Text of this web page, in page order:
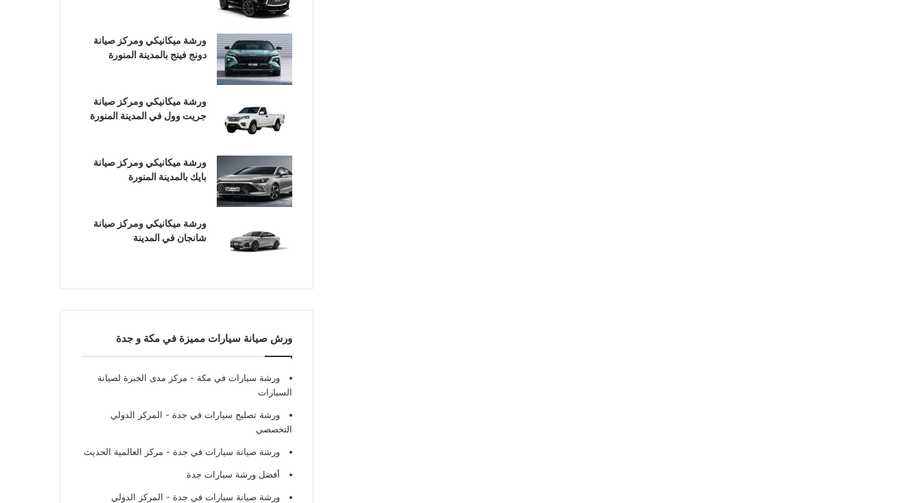
ورشة ميكانيكي ومركز صيانة
دونج فينج بالمدينة المنورة
ورشة ميكانيكي ومركز صيانة
جريت وول في المدينة المنورة
ورشة ميكانيكي ومركز صيانة
بايك بالمدينة المنورة
ورشة ميكانيكي ومركز صيانة
شانجان في المدينة
ورش صيانة سيارات مميزة في مكة و جدة
ورشة سيارات في مكة - مركز مدى الخبرة لصيانة
السيارات
ورشة تصليح سيارات في جدة - المركز الدولي
التخصصي
ورشة صيانة سيارات في جدة - مركز العالمية الحديث
أفضل ورشة سيارات جدة
ورشة صيانة سيارات في جدة - المركز الدولي